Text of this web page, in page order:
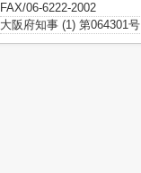
FAX/06-6222-2002
大阪府知事 (1) 第064301号